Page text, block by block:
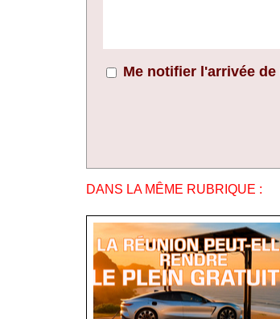
Me notifier l'arrivée
DANS LA MÊME RUBRIQUE :